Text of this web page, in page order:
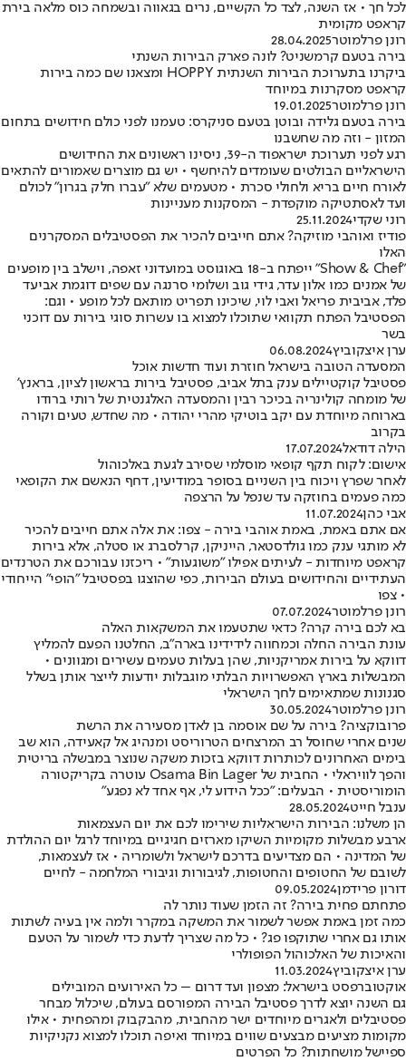
לכל חך • אז השנה, לצד כל הקשיים, נרים בגאווה ובשמחה כוס מלאה בירת
קראפט מקומית
רונן פרלמוטר28.04.2025
בירה בטעם קרמשניט? לונה פארק הבירות השנתי
ביקרנו בתערוכת הבירות השנתית HOPPY ומצאנו שם כמה בירות
קראפט מסקרנות במיוחד
רונן פרלמוטר19.01.2025
בירה בטעם גלידה ובוטן בטעם סניקרס: טעמנו לפני כולם חידושים בתחום
המזון - וזה מה שחשבנו
רגע לפני תערוכת ישראפוד ה-39, ניסינו ראשונים את החידושים
הישראליים הבולטים שעומדים להיחשף • יש גם מוצרים שאמורים להתאים
לאורח חיים בריא ולחולי סכרת • מטעמים שלא "עברו חלק בגרון" לכולם
ועד לאסתטיקה מוקפדת - המסקנות מעניינות
רוני שקדי25.11.2024
פודיז ואוהבי מוזיקה? אתם חייבים להכיר את הפסטיבלים המסקרנים
האלו
"Show & Chef" ייפתח ב-18 באוגוסט במועדוני זאפה, וישלב בין מופעים
של אמנים כמו אלון עדר, גידי גוב ושלומי סרנגה עם שפים דוגמת אביעד
פלד, אביבית פריאל ואבי לוי, שיכינו תפריט מותאם לכל מופע • וגם:
הפסטיבל הפתח תקוואי שתוכלו למצוא בו עשרות סוגי בירות עם דוכני
בשר
ערן איצקוביץ06.08.2024
המסעדה הטובה בישראל חוזרת ועוד חדשות אוכל
פסטיבל קוקטיילים ענק בתל אביב, פסטיבל בירות בראשון לציון, בראנץ'
של מומחה קולינריה בכיכר רבין והמסעדה האלגנטית של רותי ברודו
בארוחה מיוחדת עם יקב בוטיקי מהרי יהודה • מה שחדש, טעים וקורה
בקרוב
הילה דודאל17.07.2024
אישום: לקוח תקף קופאי מוסלמי שסירב לגעת באלכוהול
לאחר שפרץ ויכוח בין השניים בסופר במודיעין, דחף הנאשם את הקופאי
כמה פעמים בחוזקה עד שנפל על הרצפה
אבי כהן11.07.2024
אם אתם באמת, באמת אוהבי בירה - צפו: את אלה אתם חייבים להכיר
לא מותגי ענק כמו גולדסטאר, הייניקן, קרלסברג או סטלה, אלא בירות
קראפט מיוחדות - לעיתים אפילו "משוגעות" • ריכזנו עבורכם את הטרנדים
העתידיים והחידושים בעולם הבירות, כפי שהוצגו בפסטיבל "הופי" הייחודי
• צפו
רונן פרלמוטר07.07.2024
בא לכם בירה קרה? כדאי שתטעמו את המשקאות האלה
עונת הבירה החלה וכמחווה לידידינו בארה"ב, החלטנו הפעם להמליץ
דווקא על בירות אמריקניות, שהן בעלות טעמים עשירים ומגוונים •
המבשלות בארץ האפשרויות הבלתי מוגבלות יודעות לייצר אותן בשלל
סגנונות שמתאימים לחך הישראלי
רונן פרלמוטר30.05.2024
פרובוקציה? בירה על שם אוסמה בן לאדן מסעירה את הרשת
שנים אחרי שחוסל רב המרצחים הטרוריסט ומנהיג אל קאעידה, הוא שב
בימים האחרונים לכותרות דווקא בזכות משקה שנוצר במבשלה בריטית
והפך לוויראלי • החבית של Osama Bin Lager עוטרה בקריקטורה
הומוריסטית • הבעלים: "ככל הידוע לי, אף אחד לא נפגע"
ענבל חייט28.05.2024
הן משלנו: הבירות הישראליות שירימו לכם את יום העצמאות
ארבע מבשלות מקומיות השיקו מארזים חגיגיים במיוחד לרגל יום ההולדת
של המדינה • הם מצדיעים בדרכם לישראל ולשומריה • אז לעצמאות,
לשובם של החטופים והחטופות, לגיבורות וגיבורי המלחמה - לחיים
דורון פרידמן09.05.2024
פתחתם פחית בירה? זה הזמן שעוד נותר לה
כמה זמן באמת אפשר לשמור את המשקה במקרר ולמה אין בעיה לשתות
אותו גם אחרי שתוקפו פג? • כל מה שצריך לדעת כדי לשמור על הטעם
והאיכות של האלכוהול הפופולרי
ערן איצקוביץ11.03.2024
אוקטוברפסט בישראל: מצפון ועד דרום – כל האירועים המובילים
גם השנה יוצא לדרך פסטיבל הבירה המפורסם בעולם, שיכלול מבחר
פסטיבלים ולאגרים מיוחדים ישר מהחבית, מהבקבוק ומהפחית • אילו
מקומות מציעים מבצעים שווים במיוחד ואיפה תוכלו למצוא נקניקיות
ספיישל מושחתות? כל הפרטים